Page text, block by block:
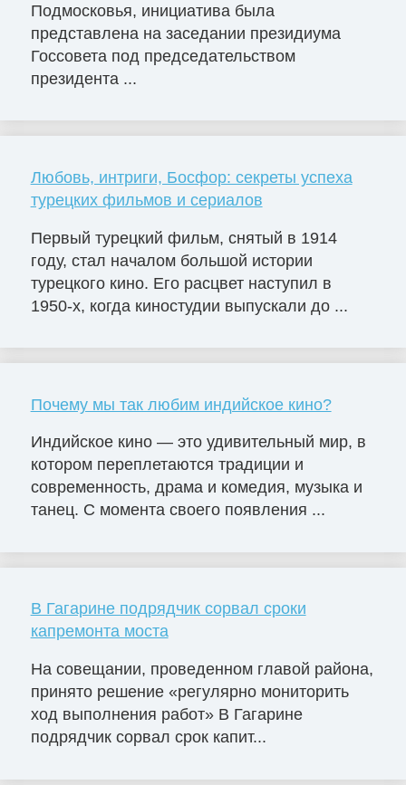
Подмосковья, инициатива была
представлена на заседании президиума
Госсовета под председательством
президента ...
Любовь, интриги, Босфор: секреты успеха
турецких фильмов и сериалов
Первый турецкий фильм, снятый в 1914
году, стал началом большой истории
турецкого кино. Его расцвет наступил в
1950-х, когда киностудии выпускали до ...
Почему мы так любим индийское кино?
Индийское кино — это удивительный мир, в
котором переплетаются традиции и
современность, драма и комедия, музыка и
танец. С момента своего появления ...
В Гагарине подрядчик сорвал сроки
капремонта моста
На совещании, проведенном главой района,
принято решение «регулярно мониторить
ход выполнения работ» В Гагарине
подрядчик сорвал срок капит...